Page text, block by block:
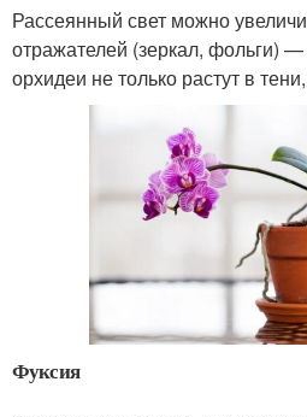
Рассеянный свет можно
отражателей (зеркал, фольги) —
орхидеи не только растут в
Фуксия